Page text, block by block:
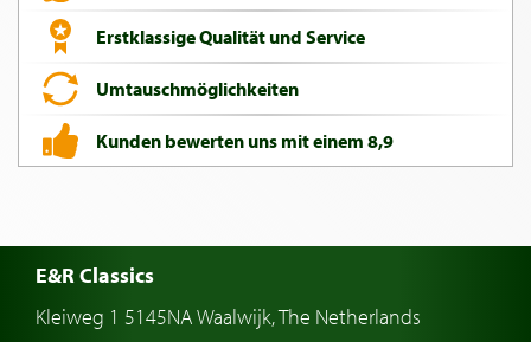
Erstklassige Qualität und Service
Umtauschmöglichkeiten
Kunden bewerten uns mit einem 8,9
E&R Classics
Kleiweg 1 5145NA Waalwijk, The Netherlands